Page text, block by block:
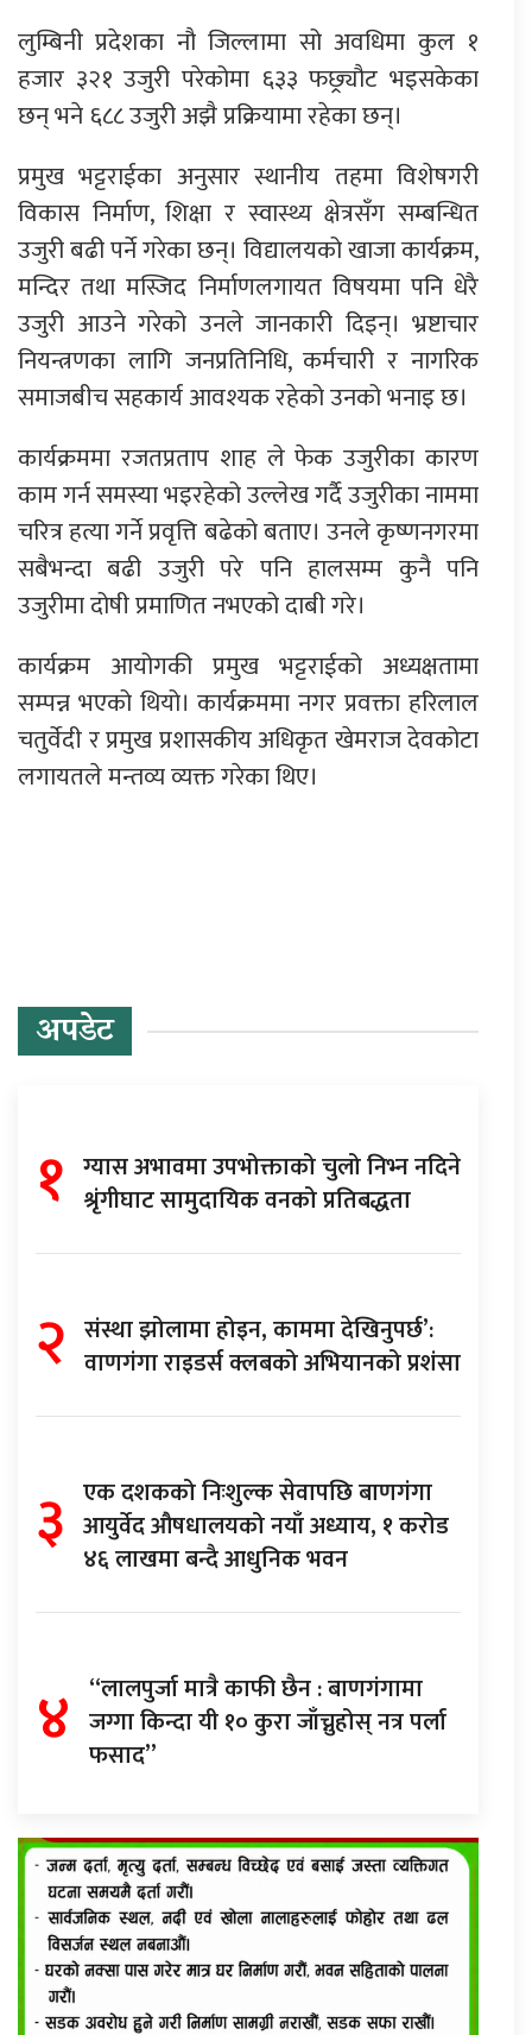
लुम्बिनी प्रदेशका नौ जिल्लामा सो अवधिमा कुल १
हजार ३२१ उजुरी परेकोमा ६३३ फछ्र्यौट भइसकेका
छन् भने ६८८ उजुरी अझै प्रक्रियामा रहेका छन्।
प्रमुख भट्टराईका अनुसार स्थानीय तहमा विशेषगरी
विकास निर्माण, शिक्षा र स्वास्थ्य क्षेत्रसँग सम्बन्धित
उजुरी बढी पर्ने गरेका छन्। विद्यालयको खाजा कार्यक्रम,
मन्दिर तथा मस्जिद निर्माणलगायत विषयमा पनि धेरै
उजुरी आउने गरेको उनले जानकारी दिइन्। भ्रष्टाचार
नियन्त्रणका लागि जनप्रतिनिधि, कर्मचारी र नागरिक
समाजबीच सहकार्य आवश्यक रहेको उनको भनाइ छ।
कार्यक्रममा रजतप्रताप शाह ले फेक उजुरीका कारण
काम गर्न समस्या भइरहेको उल्लेख गर्दै उजुरीका नाममा
चरित्र हत्या गर्ने प्रवृत्ति बढेको बताए। उनले कृष्णनगरमा
सबैभन्दा बढी उजुरी परे पनि हालसम्म कुनै पनि
उजुरीमा दोषी प्रमाणित नभएको दाबी गरे।
कार्यक्रम आयोगकी प्रमुख भट्टराईको अध्यक्षतामा
सम्पन्न भएको थियो। कार्यक्रममा नगर प्रवक्ता हरिलाल
चतुर्वेदी र प्रमुख प्रशासकीय अधिकृत खेमराज देवकोटा
लगायतले मन्तव्य व्यक्त गरेका थिए।
अपडेट
१ ग्यास अभावमा उपभोक्ताको चुलो निभ्न नदिने
श्रृंगीघाट सामुदायिक वनको प्रतिबद्धता
२ संस्था झोलामा होइन, काममा देखिनुपर्छ’:
वाणगंगा राइडर्स क्लबको अभियानको प्रशंसा
३ एक दशकको निःशुल्क सेवापछि बाणगंगा
आयुर्वेद औषधालयको नयाँ अध्याय, १ करोड
४६ लाखमा बन्दै आधुनिक भवन
४ “लालपुर्जा मात्रै काफी छैन : बाणगंगामा
जग्गा किन्दा यी १० कुरा जाँच्नुहोस् नत्र पर्ला
फसाद”